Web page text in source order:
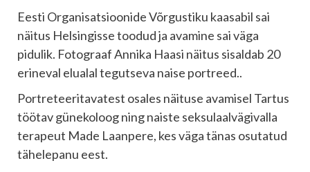
Eesti Organisatsioonide Võrgustiku kaasabil sai
näitus Helsingisse toodud ja avamine sai väga
pidulik. Fotograaf Annika Haasi näitus sisaldab 20
erineval elualal tegutseva naise portreed..
Portreteeritavatest osales näituse avamisel Tartus
töötav günekoloog ning naiste seksulaalvägivalla
terapeut Made Laanpere, kes väga tänas osutatud
tähelepanu eest.